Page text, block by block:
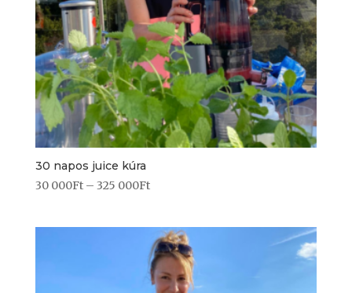
30 napos juice kúra
30 000Ft – 325 000Ft